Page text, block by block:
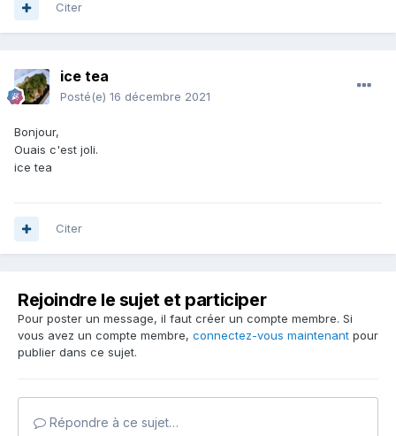
Citer
ice tea
Posté(e) 16 décembre 2021
Bonjour,
Ouais c'est joli.
ice tea
Citer
Rejoindre le sujet et participer
Pour poster un message, il faut créer un compte membre. Si
vous avez un compte membre, connectez-vous maintenant pour
publier dans ce sujet.
Répondre à ce sujet…